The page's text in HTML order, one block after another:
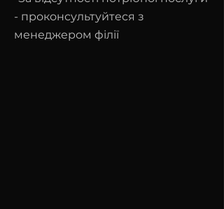
- проконсультуйтеся з
менеджером філії